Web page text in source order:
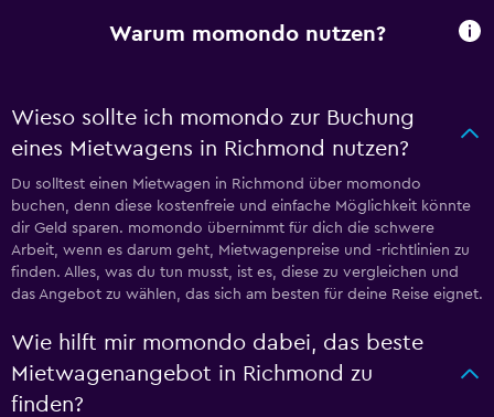
Warum momondo nutzen?
Wieso sollte ich momondo zur Buchung
eines Mietwagens in Richmond nutzen?
Du solltest einen Mietwagen in Richmond über momondo
buchen, denn diese kostenfreie und einfache Möglichkeit könnte
dir Geld sparen. momondo übernimmt für dich die schwere
Arbeit, wenn es darum geht, Mietwagenpreise und -richtlinien zu
finden. Alles, was du tun musst, ist es, diese zu vergleichen und
das Angebot zu wählen, das sich am besten für deine Reise eignet.
Wie hilft mir momondo dabei, das beste
Mietwagenangebot in Richmond zu
finden?